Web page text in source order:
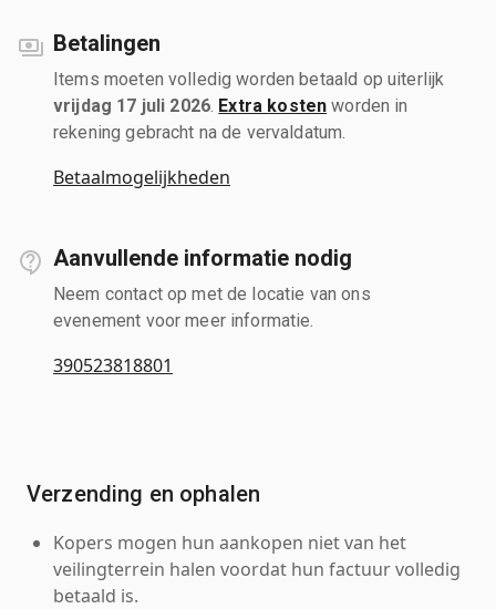
Betalingen
Items moeten volledig worden betaald op uiterlijk
vrijdag 17 juli 2026 Extra kosten worden in
rekening gebracht na de vervaldatum.
Betaalmogelijkheden
Aanvullende informatie nodig
Neem contact op met de locatie van ons
evenement voor meer informatie.
390523818801
Verzending en ophalen
Kopers mogen hun aankopen niet van het
veilingterrein halen voordat hun factuur volledig
betaald is.